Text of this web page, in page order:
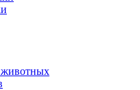
животных